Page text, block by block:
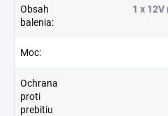
Obsah
balenia:
1 x
Moc:
Ochrana
proti
prebitiu